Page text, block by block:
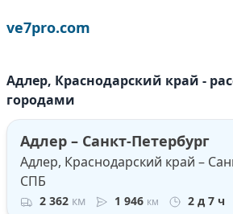
ve7pro.com
Адлер, Краснодарский край -
городами
Адлер – Санкт-Петербург
Адлер, Краснодарский край –
СПБ
2 362 км 1 946 км 2 д 7 ч